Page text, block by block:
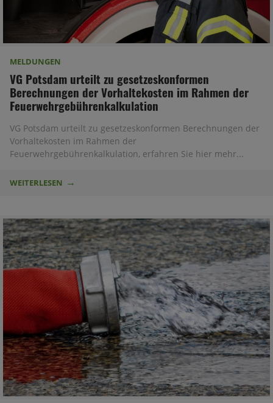
MELDUNGEN
VG Potsdam urteilt zu gesetzeskonformen
Berechnungen der Vorhaltekosten im Rahmen der
Feuerwehrgebührenkalkulation
VG Potsdam urteilt zu gesetzeskonformen Berechnungen der
Vorhaltekosten im Rahmen der
Feuerwehrgebührenkalkulation, erfahren Sie hier mehr...
WEITERLESEN